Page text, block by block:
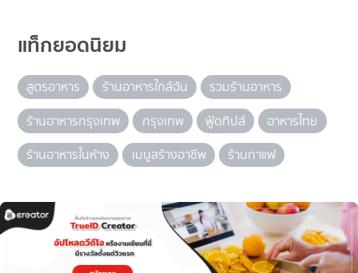
แท็กยอดนิยม
สูตรอาหาร ร้านอาหารใกล้ฉัน
รวมร้านอาหาร
ร้านอาหารกรุงเทพ
กรุงเทพ ฟู้ดทิปส์
อาหารไทย
ร้านอาหารในห้าง
เมนูสร้างอาชีพ ร้านกาแฟ